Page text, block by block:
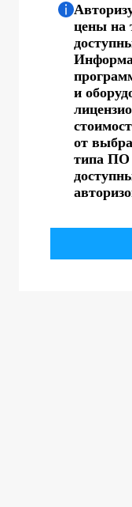
цены на
и
от
типа ПО